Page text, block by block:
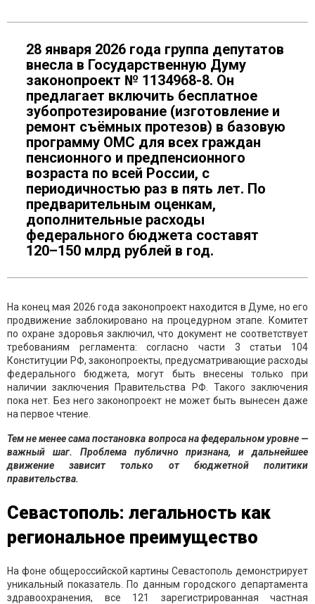
28 января 2026 года группа депутатов
внесла в Государственную Думу
законопроект № 1134968-8. Он
предлагает включить бесплатное
зубопротезирование (изготовление и
ремонт съёмных протезов) в базовую
программу ОМС для всех граждан
пенсионного и предпенсионного
возраста по всей России, с
периодичностью раз в пять лет. По
предварительным оценкам,
дополнительные расходы
федерального бюджета составят
120–150 млрд рублей в год.
На конец мая 2026 года законопроект находится в Думе, но его
продвижение заблокировано на процедурном этапе. Комитет
по охране здоровья заключил, что документ не соответствует
требованиям регламента: согласно части 3 статьи 104
Конституции РФ, законопроекты, предусматривающие расходы
федерального бюджета, могут быть внесены только при
наличии заключения Правительства РФ. Такого заключения
пока нет. Без него законопроект не может быть вынесен даже
на первое чтение.
Тем не менее сама постановка вопроса на федеральном уровне —
важный шаг. Проблема публично признана, и дальнейшее
движение зависит только от бюджетной политики
правительства.
Севастополь: легальность как
региональное преимущество
На фоне общероссийской картины Севастополь демонстрирует
уникальный показатель. По данным городского департамента
здравоохранения, все 121 зарегистрированная частная